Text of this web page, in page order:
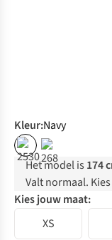
Kleur:Navy
Het model is 174
Valt normaal.
Kies jouw maat:
XS